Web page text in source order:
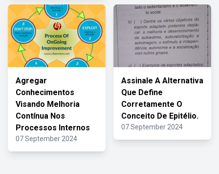
Agregar
Conhecimentos
Visando Melhoria
Contínua Nos
Processos Internos
07 September 2024
Assinale A Alternativa
Que Define
Corretamente O
Conceito De Epitélio.
07 September 2024